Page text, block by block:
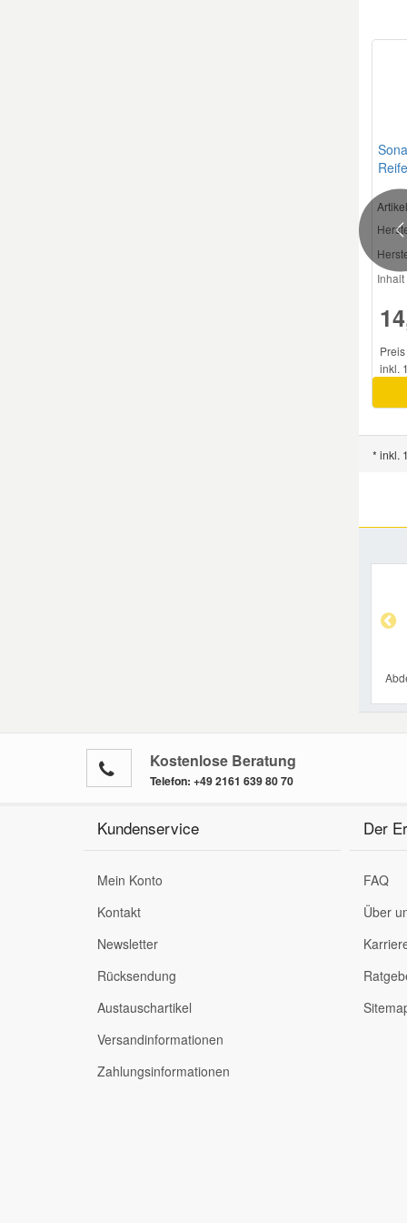
ml
Inhalt
inkl.
* inkl.
Kostenlose Beratung
Telefon: +49 2161 639 80 70
Kundenservice
Mein Konto
Kontakt
Newsletter
Rücksendung
Austauschartikel
Versandinformationen
Zahlungsinformationen
Der
FAQ
Über